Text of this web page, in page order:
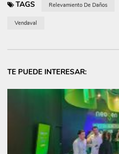
TAGS Relevamiento De Daños
Vendaval
TE PUEDE INTERESAR: